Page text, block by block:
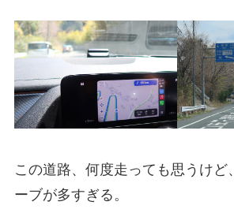
この道路、何度走っても思うけど
ーブが多すぎる。